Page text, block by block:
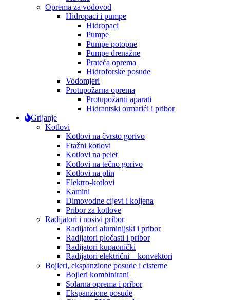
Oprema za vodovod
Hidropaci i pumpe
Hidropaci
Pumpe
Pumpe potopne
Pumpe drenažne
Prateća oprema
Hidroforske posude
Vodomjeri
Protupožarna oprema
Protupožarni aparati
Hidrantski ormarići i pribor
Grijanje
Kotlovi
Kotlovi na čvrsto gorivo
Etažni kotlovi
Kotlovi na pelet
Kotlovi na tečno gorivo
Kotlovi na plin
Elektro-kotlovi
Kamini
Dimovodne cijevi i koljena
Pribor za kotlove
Radijatori i nosivi pribor
Radijatori aluminijski i pribor
Radijatori pločasti i pribor
Radijatori kupaonički
Radijatori električni – konvektori
Bojleri, ekspanzione posude i cisterne
Bojleri kombinirani
Solarna oprema i pribor
Ekspanzione posuđe